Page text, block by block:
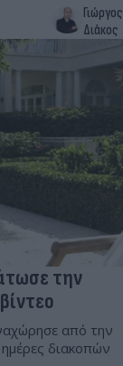
Γιώργος
Διάκος
την
από την
διακοπών